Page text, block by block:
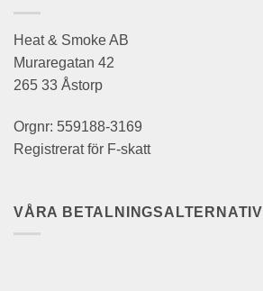
Heat & Smoke AB
Muraregatan 42
265 33 Åstorp
Orgnr: 559188-3169
Registrerat för F-skatt
VÅRA BETALNINGSALTERNATIV